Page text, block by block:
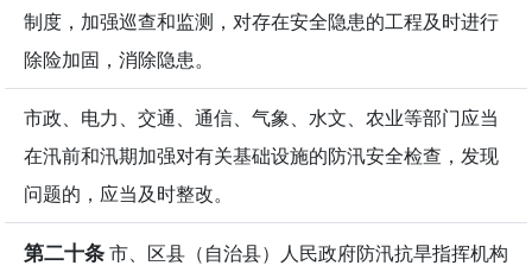
制度，加强巡查和监测，对存在安全隐患的工程及时进行
除险加固，消除隐患。
市政、电力、交通、通信、气象、水文、农业等部门应当
在汛前和汛期加强对有关基础设施的防汛安全检查，发现
问题的，应当及时整改。
第二十条市、区县（自治县）人民政府防汛抗旱指挥机构